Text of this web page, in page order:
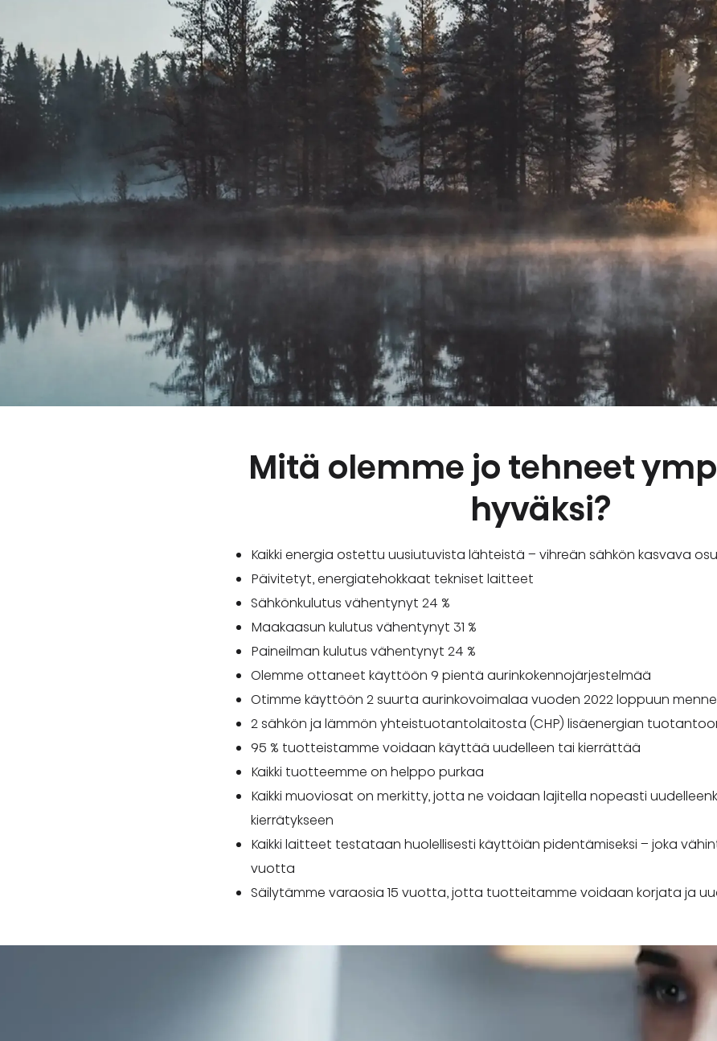
Mitä olemme jo tehneet
hyväksi?
Kaikki energia ostettu uusiutuvista lähteistä – vihreän sähkön kasvava
Päivitetyt, energiatehokkaat tekniset laitteet
Sähkönkulutus vähentynyt 24 %
Maakaasun kulutus vähentynyt 31 %
Paineilman kulutus vähentynyt 24 %
Olemme ottaneet käyttöön 9 pientä aurinkokennojärjestelmää
Otimme käyttöön 2 suurta aurinkovoimalaa vuoden 2022 loppuun
2 sähkön ja lämmön yhteistuotantolaitosta (CHP) lisäenergian
95 % tuotteistamme voidaan käyttää uudelleen tai kierrättää
Kaikki tuotteemme on helppo purkaa
Kaikki muoviosat on merkitty, jotta ne voidaan lajitella nopeasti
kierrätykseen
Kaikki laitteet testataan huolellisesti käyttöiän pidentämiseksi – joka
vuotta
Säilytämme varaosia 15 vuotta, jotta tuotteitamme voidaan korjata ja